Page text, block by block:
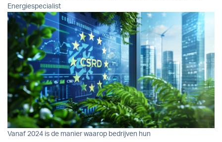
Energiespecialist
Vanaf 2024 is de manier waarop bedrijven hun